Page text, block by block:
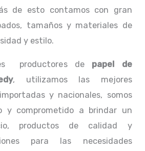
de esto contamos con gran
tamaños y materiales de
y estilo.
productores de papel de
, utilizamos las mejores
y nacionales, somos
y comprometido a brindar un
productos de calidad y
para las necesidades